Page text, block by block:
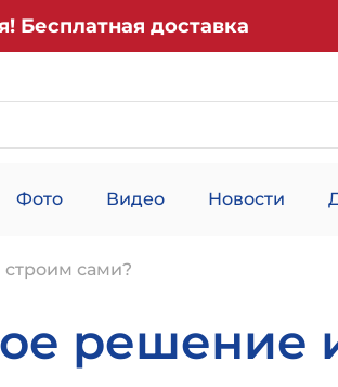
Бесплатная доставка
Фото Видео Новости
строим сами?